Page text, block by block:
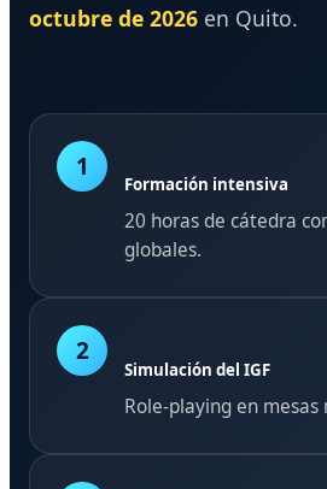
octubre de 2026 en Quito.
1
Formación intensiva
20 horas de cátedra
globales.
2
Simulación del IGF
Role-playing en